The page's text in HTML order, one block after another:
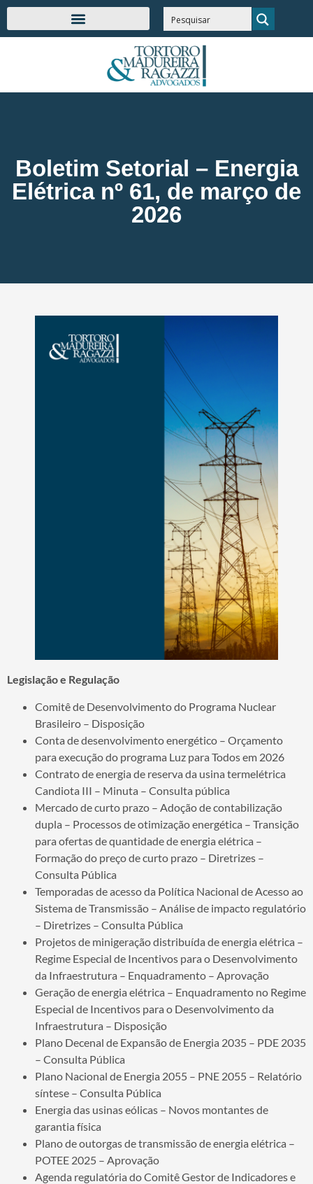
Boletim Setorial – Energia
Elétrica nº 61, de março de
2026
Legislação e Regulação
Comitê de Desenvolvimento do Programa Nuclear
Brasileiro – Disposição
Conta de desenvolvimento energético – Orçamento
para execução do programa Luz para Todos em 2026
Contrato de energia de reserva da usina termelétrica
Candiota III – Minuta – Consulta pública
Mercado de curto prazo – Adoção de contabilização
dupla – Processos de otimização energética – Transição
para ofertas de quantidade de energia elétrica –
Formação do preço de curto prazo – Diretrizes –
Consulta Pública
Temporadas de acesso da Política Nacional de Acesso ao
Sistema de Transmissão – Análise de impacto regulatório
– Diretrizes – Consulta Pública
Projetos de minigeração distribuída de energia elétrica –
Regime Especial de Incentivos para o Desenvolvimento
da Infraestrutura – Enquadramento – Aprovação
Geração de energia elétrica – Enquadramento no Regime
Especial de Incentivos para o Desenvolvimento da
Infraestrutura – Disposição
Plano Decenal de Expansão de Energia 2035 – PDE 2035
– Consulta Pública
Plano Nacional de Energia 2055 – PNE 2055 – Relatório
síntese – Consulta Pública
Energia das usinas eólicas – Novos montantes de
garantia física
Plano de outorgas de transmissão de energia elétrica –
POTEE 2025 – Aprovação
Agenda regulatória do Comitê Gestor de Indicadores e